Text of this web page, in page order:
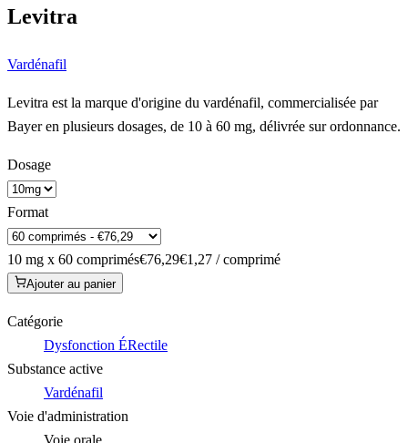
Levitra
Vardénafil
Levitra est la marque d'origine du vardénafil, commercialisée par
Bayer en plusieurs dosages, de 10 à 60 mg, délivrée sur ordonnance.
Dosage
Format
10 mg x 60 comprimés€76,29€1,27 / comprimé
Ajouter au panier
Catégorie
Dysfonction ÉRectile
Substance active
Vardénafil
Voie d'administration
Voie orale